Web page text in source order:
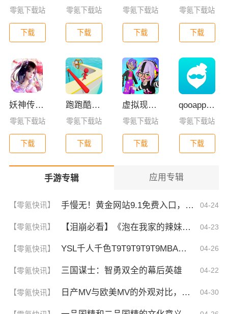
零氪下载站
下载
零氪下载站
下载
零氪下载站
下载
零氪下载站
下载
妖神传GM版
零氪下载站
下载
跑跑酷闯关(Fun Race 3D)
零氪下载站
下载
虚拟现实生活模拟器
零氪下载站
下载
qooapp安卓版
零氪下载站
下载
手游专辑 应用专辑
【零氪快讯】 手慢无！黄金网站9.1免费入口，揭秘这波稳了的福利！ 04-24
【零氪快讯】 【泪崩必看】《泡在我家的辣妹》第二季：竟然藏了这些超感人细节！ 04-23
【零氪快讯】 YSL千人千色T9T9T9T9T9MBA！揭秘背后的设计秘密，难怪网友都在疯传！ 04-26
【零氪快讯】 三国谋士：智勇双全的幕后英雄 04-22
【零氪快讯】 日产MV与欧美MV的外观对比，背后暗藏的设计思路竟然是这样！ 04-30